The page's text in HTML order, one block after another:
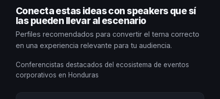
Conecta estas ideas con speakers que sí
las pueden llevar al escenario
Perfiles recomendados para convertir el tema correcto
en una experiencia relevante para tu audiencia.
Conferencistas destacados del ecosistema de eventos
corporativos en Honduras